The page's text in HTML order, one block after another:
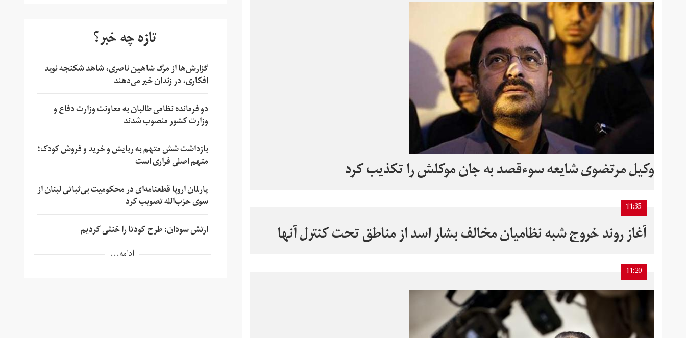
وکیل مرتضوی شایعه سوءقصد به جان موکلش را تکذیب کرد
11:35
آغاز روند خروج شبه نظامیان مخالف بشار اسد از مناطق تحت کنترل آنها
11:20
تازه چه خبر؟
گزارش‌ها از مرگ شاهین ناصری، شاهد شکنجه نوید
افکاری، در زندان خبر می‌دهند
دو فرمانده نظامی طالبان به معاونت وزارت دفاع و
وزارت کشور منصوب شدند
بازداشت شش متهم به ربایش و خرید و فروش کودک؛
متهم اصلی فراری است
پارلمان اروپا قطعنامه‌ای در محکومیت بی‌ثباتی لبنان از
سوی حزب‌الله تصویب کرد
ارتش سودان: طرح کودتا را خنثی کردیم
ادامه...